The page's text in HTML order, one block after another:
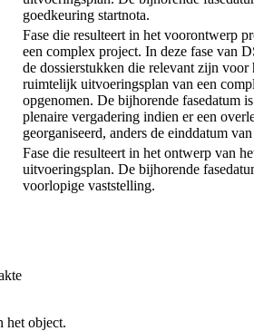
goedkeuring startnota.
Fase die resulteert in het voorontwerp
een complex project. In deze fase van
de dossierstukken die relevant zijn
ruimtelijk uitvoeringsplan van een
opgenomen. De bijhorende fasedatum
plenaire vergadering indien er een
georganiseerd, anders de einddatum
Fase die resulteert in het ontwerp van
uitvoeringsplan. De bijhorende
voorlopige vaststelling.
het object.